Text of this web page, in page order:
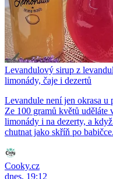
Levandulový sirup z
limonády, čaje i dezertů
Levandule není jen okrasa u
Ze 100 gramů květů uděláte
limonády i na dezerty, a
chutnat jako skříň po babičce.
Cooky.cz
dnes, 19:12